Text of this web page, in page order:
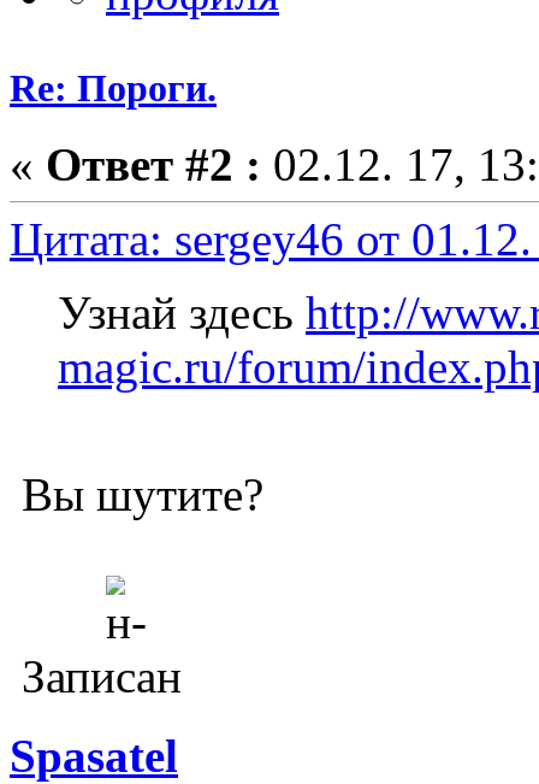
Re: Пороги.
« Ответ #2 : 02.12. 17,
Цитата: sergey46 от
Узнай здесь http://
magic.ru/forum/
Вы шутите?
Записан
Spasatel